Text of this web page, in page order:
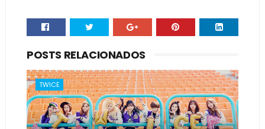
POSTS RELACIONADOS
TWICE